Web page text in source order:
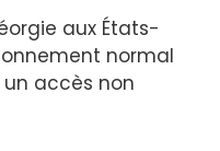
aux États-
normal
un accès non